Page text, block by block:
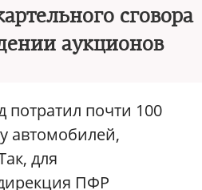
сговора
аукционов
почти 100
автомобилей,
для
ПФР